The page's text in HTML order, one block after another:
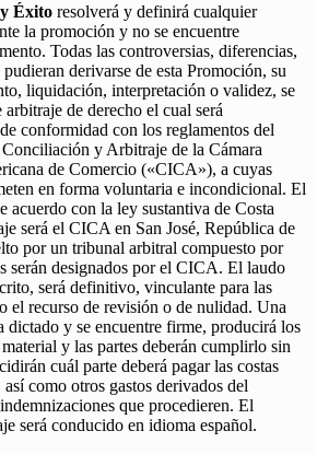
Éxito resolverá y definirá cualquier
la promoción y no se encuentre
Todas las controversias, diferencias,
derivarse de esta Promoción, su
liquidación, interpretación o validez, se
de derecho el cual será
conformidad con los reglamentos del
y Arbitraje de la Cámara
de Comercio («CICA»), a cuyas
en forma voluntaria e incondicional. El
acuerdo con la ley sustantiva de Costa
será el CICA en San José, República de
por un tribunal arbitral compuesto por
serán designados por el CICA. El laudo
será definitivo, vinculante para las
el recurso de revisión o de nulidad. Una
dictado y se encuentre firme, producirá los
y las partes deberán cumplirlo sin
cuál parte deberá pagar las costas
como otros gastos derivados del
que procedieren. El
será conducido en idioma español.